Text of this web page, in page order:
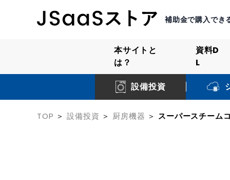
補助金で購入でき
本サイトと
は？
資料D
L
設備投資
TOP 設備投資 厨房機器 スーパースチーム